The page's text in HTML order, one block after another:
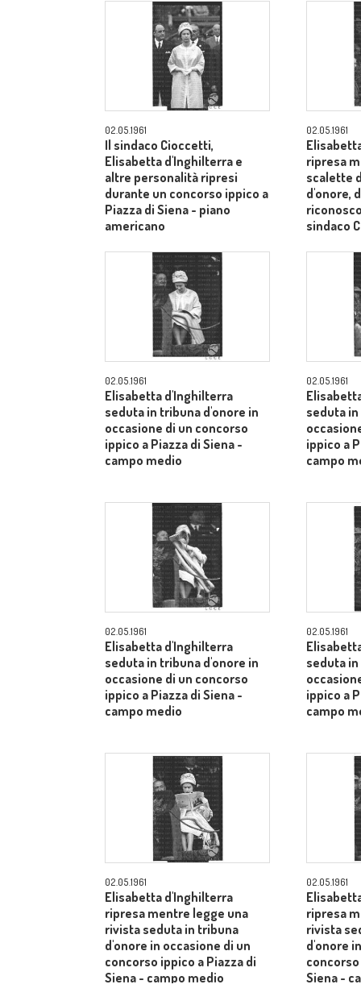
02.05.1961
Il sindaco Cioccetti,
Elisabetta d'Inghilterra e
altre personalità ripresi
durante un concorso ippico a
Piazza di Siena - piano
americano
02.05.1961
ripresa
scalette
d'onore,
sindaco
02.05.1961
Elisabetta d'Inghilterra
seduta in tribuna d'onore in
occasione di un concorso
ippico a Piazza di Siena -
campo medio
02.05.1961
seduta
ippico a
campo
02.05.1961
Elisabetta d'Inghilterra
seduta in tribuna d'onore in
occasione di un concorso
ippico a Piazza di Siena -
campo medio
02.05.1961
seduta
ippico a
campo
02.05.1961
Elisabetta d'Inghilterra
ripresa mentre legge una
rivista seduta in tribuna
d'onore in occasione di un
concorso ippico a Piazza di
Siena - campo medio
02.05.1961
ripresa
rivista
d'onore
Siena -